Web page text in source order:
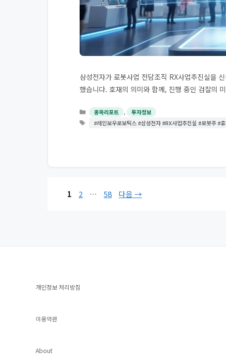
삼성전자가 로봇사업 전담조직 RX사업추진실을
했습니다. 호재의 의미와 함께, 진행 중인 검찰의
카종목리포트 , 투자정보
#레인보우로보틱스 #삼성전자 #RX사업추진실 #로봇주 #
페
1
페
2 …
페
58 다음 →
개인정보 처리방침
이용약관
About